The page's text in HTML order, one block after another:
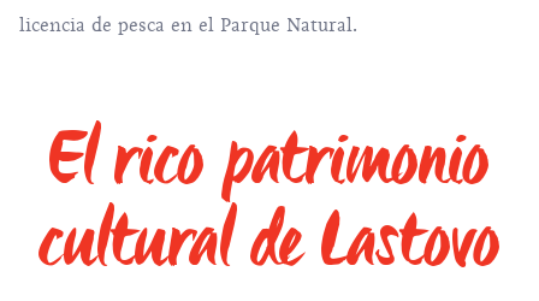
licencia de pesca en el Parque Natural.
El rico patrimonio
cultural de Lastovo